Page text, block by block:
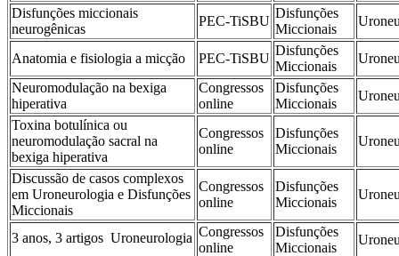
Disfunções miccionais
neurogênicas
PEC-TiSBU
Disfunções
Miccionais
Anatomia e fisiologia a micção PEC-TiSBU
Disfunções
Miccionais
Neuromodulação na bexiga
hiperativa
Congressos
online
Disfunções
Miccionais
Toxina botulínica ou
neuromodulação sacral na
bexiga hiperativa
Congressos
online
Disfunções
Miccionais
Discussão de casos complexos
em Uroneurologia e Disfunções
Miccionais
Congressos
online
Disfunções
Miccionais
3 anos, 3 artigos  Uroneurologia Congressos
online
Disfunções
Miccionais